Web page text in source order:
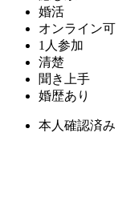
婚活
オンライン可
1人参加
清楚
聞き上手
婚歴あり
本人確認済み